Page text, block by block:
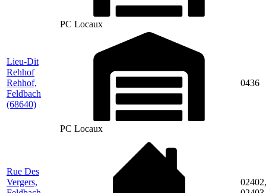
PC Locaux
Lieu-Dit
Rehhof
Rehhof,
Feldbach
(68640)
PC Locaux
0436
Rue Des
Vergers,
02402,